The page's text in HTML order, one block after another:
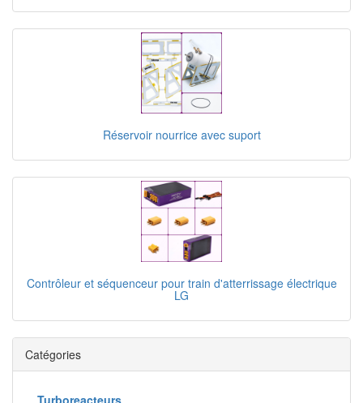
Réservoir nourrice avec suport
Contrôleur et séquenceur pour train d'atterrissage électrique
LG
Catégories